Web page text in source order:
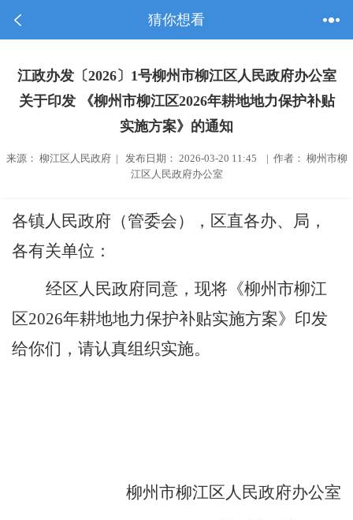
猜你想看
江政办发〔2026〕1号柳州市柳江区人民政府办公室
关于印发 《柳州市柳江区2026年耕地地力保护补贴
实施方案》的通知
来源： 柳江区人民政府 | 发布日期： 2026-03-20 11:45 | 作者： 柳州市柳
江区人民政府办公室
各镇人民政府（管委会），区直各办、局，
各有关单位：
经区人民政府同意，现将 《柳州市柳江
区2026年耕地地力保护补贴实施方案》印发
给你们，请认真组织实施。
柳州市柳江区人民政府办公室